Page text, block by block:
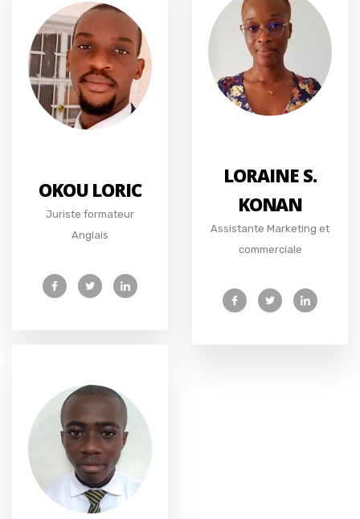
OKOU LORIC
Juriste formateur
Anglais
LORAINE S.
KONAN
Assistante Marketing et
commerciale